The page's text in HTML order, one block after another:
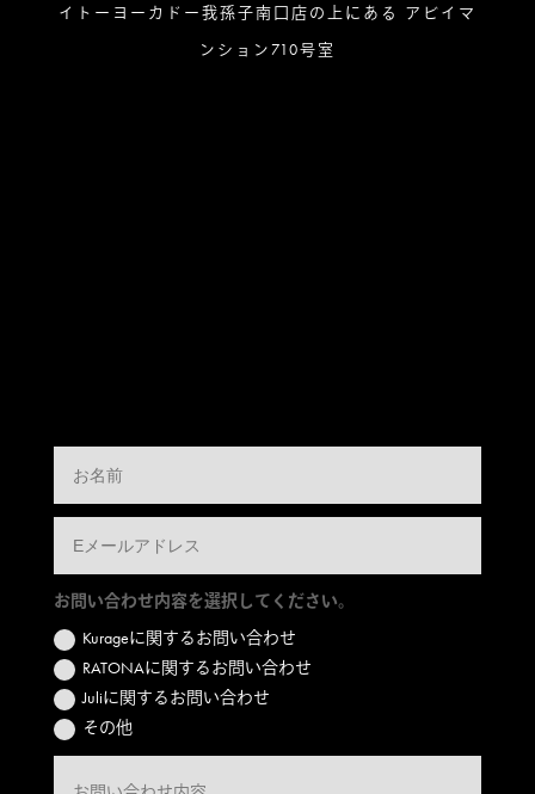
イトーヨーカドー我孫子南口店の上にある アビイマ
ンション710号室
お問い合わせ内容を選択してください。
Kurageに関するお問い合わせ
RATONAに関するお問い合わせ
Juliに関するお問い合わせ
その他